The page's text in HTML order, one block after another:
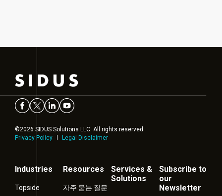
©2026 SIDUS Solutions LLC. All rights reserved
Privacy Policy
Legal Disclaimer
Industries
Topside
Resources
자주 묻는 질문
Services &
Solutions
Subscribe to
our
Newsletter